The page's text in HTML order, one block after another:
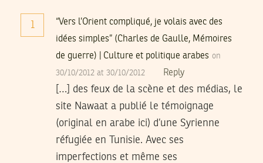
“Vers l’Orient compliqué, je volais avec des
idées simples” (Charles de Gaulle, Mémoires
de guerre) | Culture et politique arabes on
30/10/2012 at 30/10/2012 Reply
[…] des feux de la scène et des médias, le
site Nawaat a publié le témoignage
(original en arabe ici) d’une Syrienne
réfugiée en Tunisie. Avec ses
imperfections et même ses